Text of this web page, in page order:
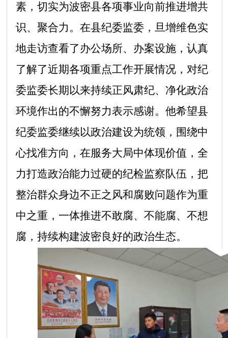
素，切实为波密县各项事业向前推进增共
识、聚合力。在县纪委监委，旦增维色实
地走访查看了办公场所、办案设施，认真
了解了近期各项重点工作开展情况，对纪
委监委长期以来持续正风肃纪、净化政治
环境作出的不懈努力表示感谢。他希望县
纪委监委继续以政治建设为统领，围绕中
心找准方向，在服务大局中体现价值，全
力打造政治能力过硬的纪检监察队伍，把
整治群众身边不正之风和腐败问题作为重
中之重，一体推进不敢腐、不能腐、不想
腐，持续构建波密良好的政治生态。